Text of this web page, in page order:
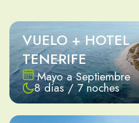
VUELO + HOTEL
TENERIFE
Mayo a Septiembre
8 días / 7 noches